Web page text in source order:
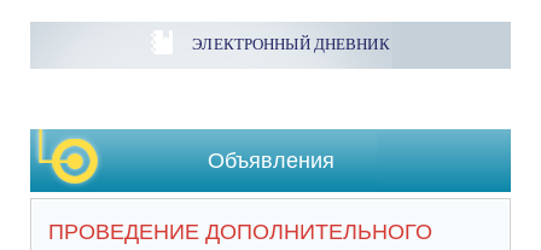
ЭЛЕКТРОННЫЙ ДНЕВНИК
Объявления
ПРОВЕДЕНИЕ ДОПОЛНИТЕЛЬНОГО